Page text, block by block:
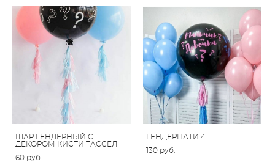
ШАР ГЕНДЕРНЫЙ С
ДЕКОРОМ КИСТИ ТАССЕЛ
60 pуб.
ГЕНДЕРПАТИ 4
130 pуб.